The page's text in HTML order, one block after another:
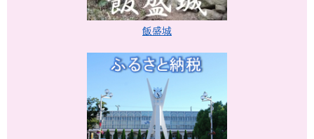
飯盛城